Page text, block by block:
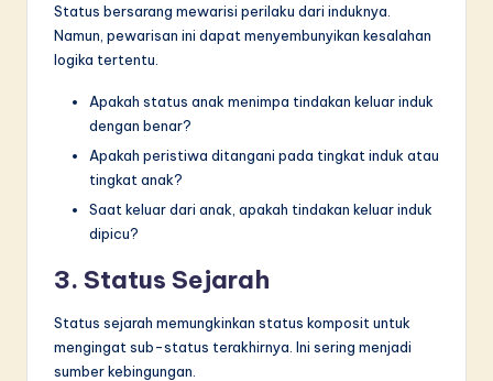
Status bersarang mewarisi perilaku dari induknya.
Namun, pewarisan ini dapat menyembunyikan kesalahan
logika tertentu.
Apakah status anak menimpa tindakan keluar induk
dengan benar?
Apakah peristiwa ditangani pada tingkat induk atau
tingkat anak?
Saat keluar dari anak, apakah tindakan keluar induk
dipicu?
3. Status Sejarah
Status sejarah memungkinkan status komposit untuk
mengingat sub-status terakhirnya. Ini sering menjadi
sumber kebingungan.